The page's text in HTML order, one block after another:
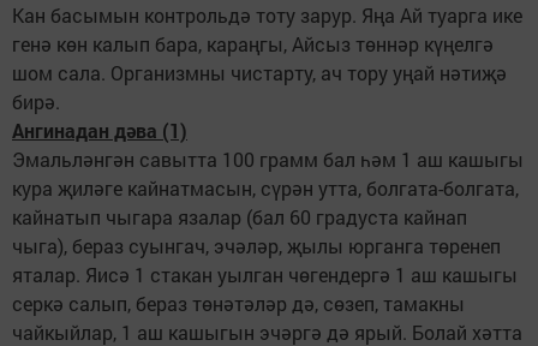
Кан басымын контрольдә тоту зарур. Яңа Ай туарга ике
генә көн калып бара, караңгы, Айсыз төннәр күңелгә
шом сала. Организмны чистарту, ач тору уңай нәтиҗә
бирә.
Ангинадан дәва (1)
Эмальләнгән савытта 100 грамм бал һәм 1 аш кашыгы
кура җиләге кайнатмасын, сүрән утта, болгата-болгата,
кайнатып чыгара язалар (бал 60 градуста кайнап
чыга), бераз суынгач, эчәләр, җылы юрганга төренеп
яталар. Яисә 1 стакан уылган чөгендергә 1 аш кашыгы
серкә салып, бераз төнәтәләр дә, сөзеп, тамакны
чайкыйлар, 1 аш кашыгын эчәргә дә ярый. Болай хәтта